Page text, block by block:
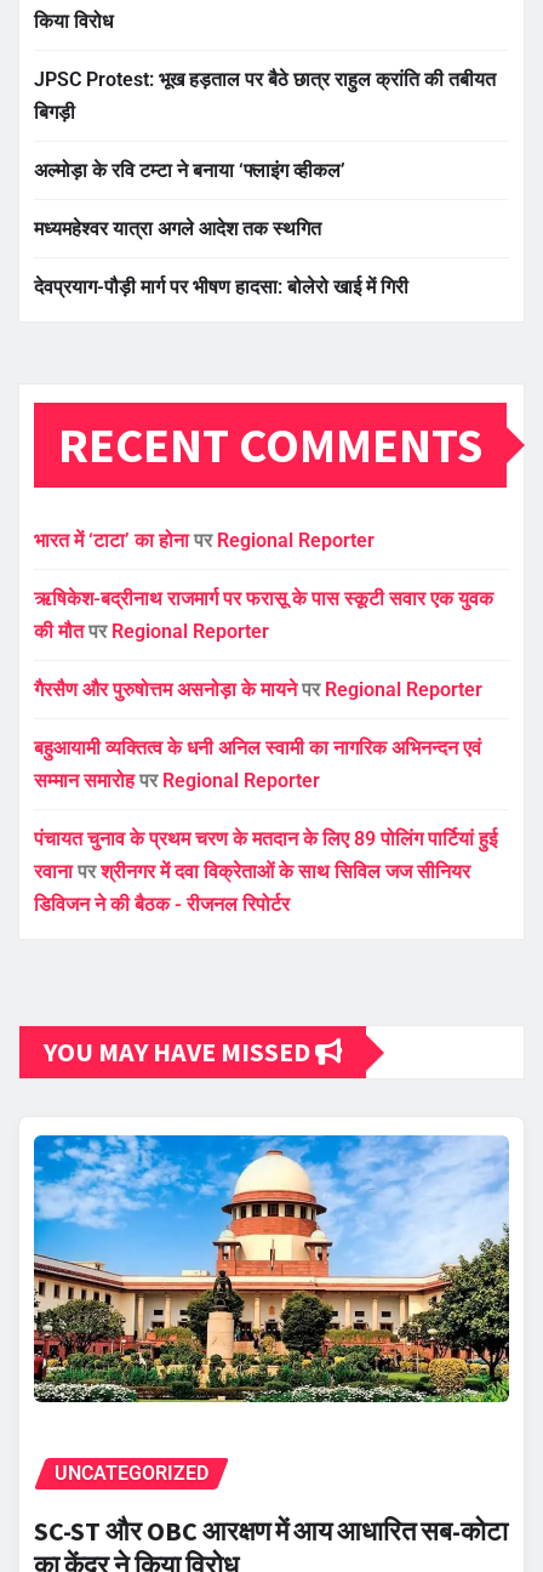
किया विरोध
JPSC Protest: भूख हड़ताल पर बैठे छात्र राहुल क्रांति की तबीयत
बिगड़ी
अल्मोड़ा के रवि टम्टा ने बनाया ‘फ्लाइंग व्हीकल’
मध्यमहेश्वर यात्रा अगले आदेश तक स्थगित
देवप्रयाग-पौड़ी मार्ग पर भीषण हादसा: बोलेरो खाई में गिरी
RECENT COMMENTS
भारत में ‘टाटा’ का होनापर Regional Reporter
ऋषिकेश-बद्रीनाथ राजमार्ग पर फरासू के पास स्कूटी सवार एक युवक
की मौतपर Regional Reporter
गैरसैण और पुरुषोत्तम असनोड़ा के मायनेपर Regional Reporter
बहुआयामी व्यक्तित्व के धनी अनिल स्वामी का नागरिक अभिनन्दन एवं
सम्मान समारोहपर Regional Reporter
पंचायत चुनाव के प्रथम चरण के मतदान के लिए 89 पोलिंग पार्टियां हुई
रवानापरश्रीनगर में दवा विक्रेताओं के साथ सिविल जज सीनियर
डिविजन ने की बैठक - रीजनल रिपोर्टर
YOU MAY HAVE MISSED
UNCATEGORIZED
SC-ST और OBC आरक्षण में आय आधारित सब-कोटा
का केंद्र ने किया विरोध